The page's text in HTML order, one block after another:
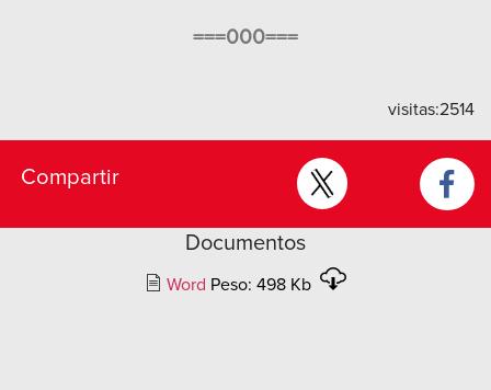
===000===
visitas:2514
Compartir
Documentos
Word Peso: 498 Kb